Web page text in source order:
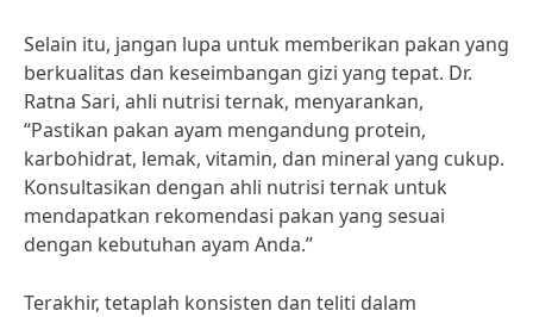
Selain itu, jangan lupa untuk memberikan pakan yang
berkualitas dan keseimbangan gizi yang tepat. Dr.
Ratna Sari, ahli nutrisi ternak, menyarankan,
“Pastikan pakan ayam mengandung protein,
karbohidrat, lemak, vitamin, dan mineral yang cukup.
Konsultasikan dengan ahli nutrisi ternak untuk
mendapatkan rekomendasi pakan yang sesuai
dengan kebutuhan ayam Anda.”
Terakhir, tetaplah konsisten dan teliti dalam